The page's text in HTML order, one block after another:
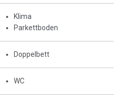
Klima
Parkettboden
Doppelbett
WC